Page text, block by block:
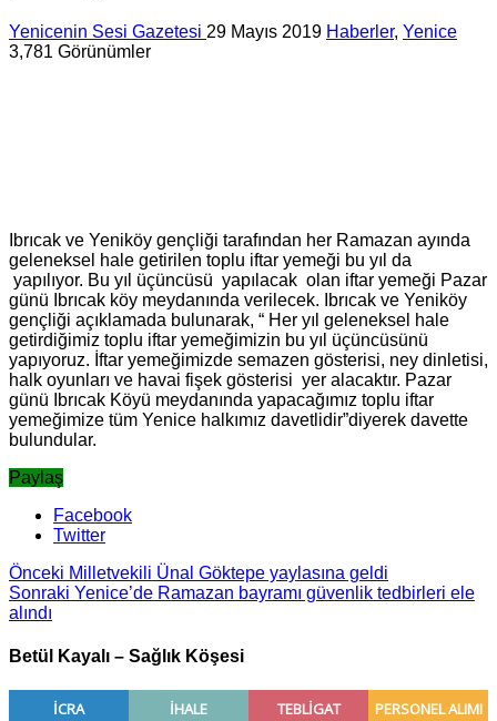
Yenicenin Sesi Gazetesi 29 Mayıs 2019 Haberler, Yenice
3,781 Görünümler
Ibrıcak ve Yeniköy gençliği tarafından her Ramazan ayında
geleneksel hale getirilen toplu iftar yemeği bu yıl da
yapılıyor. Bu yıl üçüncüsü yapılacak olan iftar yemeği Pazar
günü Ibrıcak köy meydanında verilecek. Ibrıcak ve Yeniköy
gençliği açıklamada bulunarak, “ Her yıl geleneksel hale
getirdiğimiz toplu iftar yemeğimizin bu yıl üçüncüsünü
yapıyoruz. İftar yemeğimizde semazen gösterisi, ney dinletisi,
halk oyunları ve havai fişek gösterisi yer alacaktır. Pazar
günü Ibrıcak Köyü meydanında yapacağımız toplu iftar
yemeğimize tüm Yenice halkımız davetlidir”diyerek davette
bulundular.
Paylaş
Facebook
Twitter
Önceki Milletvekili Ünal Göktepe yaylasına geldi
Sonraki Yenice’de Ramazan bayramı güvenlik tedbirleri ele
alındı
Betül Kayalı – Sağlık Köşesi